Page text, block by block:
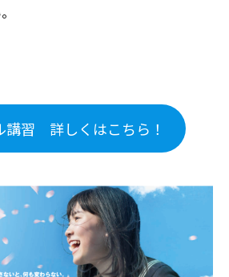
講習 詳しくはこちら！